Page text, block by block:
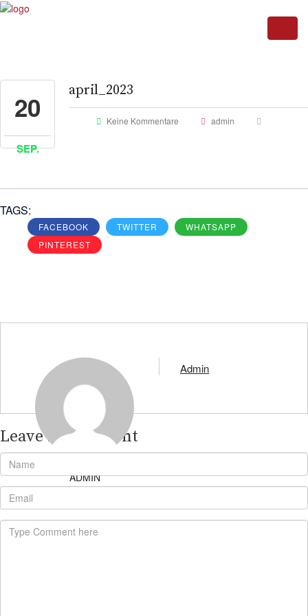
20
SEP.
april_2023
Keine Kommentare admin
TAGS:
FACEBOOK TWITTER
WHATSAPP
PINTEREST
ADMIN
Admin
Leave A Comment